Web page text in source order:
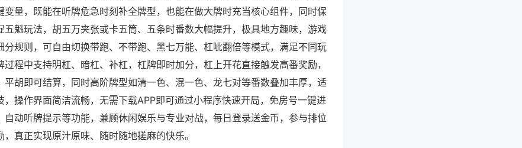
变量，既能在听牌危急时刻补全牌型，也能在做大牌时充当核心组件，同时保
五魁玩法，胡五万夹张或卡五筒、五条时番数大幅提升，极具地方趣味，游戏
分规则，可自由切换带跑、不带跑、黑七万能、杠呲翻倍等模式，满足不同玩
过程中支持明杠、暗杠、补杠，杠牌即时加分，杠上开花直接触发高番奖励，
平胡即可结算，同时高阶牌型如清一色、混一色、龙七对等番数叠加丰厚，适
，操作界面简洁流畅，无需下载APP即可通过小程序快速开局，免房号一键进
自动听牌提示等功能，兼顾休闲娱乐与专业对战，每日登录送金币，参与排位
真正实现原汁原味、随时随地搓麻的快乐。